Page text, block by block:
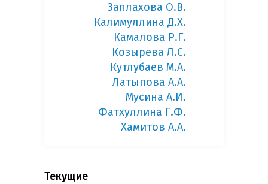
Заплахова О.В.
Калимуллина Д.Х.
Камалова Р.Г.
Козырева Л.С.
Кутлубаев М.А.
Латыпова А.А.
Мусина А.И.
Фатхуллина Г.Ф.
Хамитов А.А.
Текущие